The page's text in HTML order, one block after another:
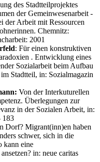
des Stadtteilprojektes
der Gemeinwesenarbeit -
der Arbeit mit Ressourcen
Chemnitz:
2001
: Für einen konstruktiven
. Entwicklung eines
Sozialarbeit beim Aufbau
Stadtteil, in: Sozialmagazin
Von der Interkuturellen
Überlegungen zur
in der Sozialen Arbeit, in:
183
Dorf? Migrant(inn)en haben
schwer, sich in die
kann eine
in: neue caritas